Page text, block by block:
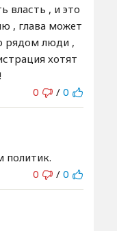
власть , и это
, глава может
рядом люди ,
хотят
0
/ 0
политик.
0
/ 0